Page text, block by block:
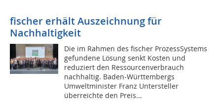
fischer erhält Auszeichnung für
Nachhaltigkeit
Die im Rahmen des fischer ProzessSystems
gefundene Lösung senkt Kosten und
reduziert den Ressourcenverbrauch
nachhaltig. Baden-Württembergs
Umweltminister Franz Untersteller
überreichte den Preis...